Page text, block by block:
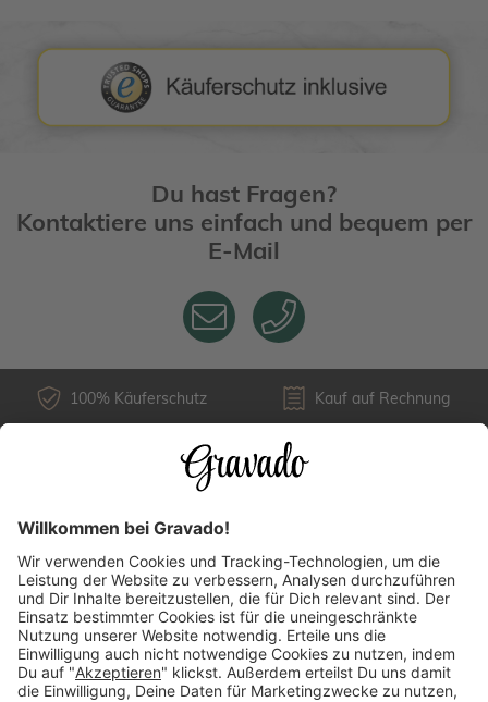
Du hast Fragen?
Kontaktiere uns einfach und bequem per
E-Mail
100% Käuferschutz Kauf auf Rechnung
Über uns
Versandarten
Länderauswahl